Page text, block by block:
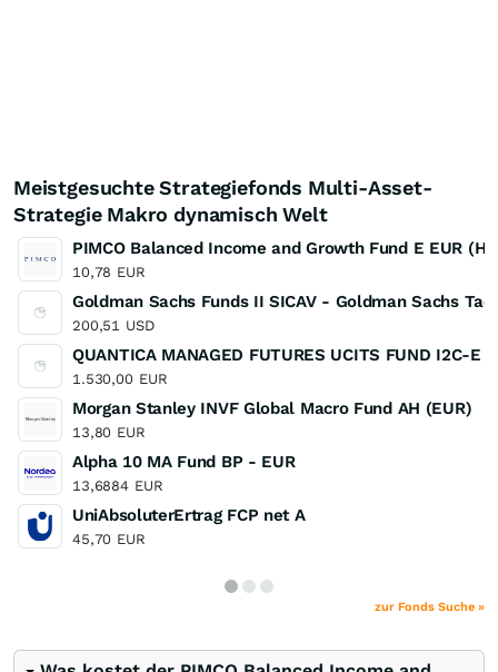
Meistgesuchte Strategiefonds Multi-Asset-
Strategie Makro dynamisch Welt
PIMCO Balanced Income and Growth Fund E EUR
10,78 EUR
Goldman Sachs Funds II SICAV - Goldman Sachs
200,51 USD
QUANTICA MANAGED FUTURES UCITS FUND I2C-E
1.530,00 EUR
Morgan Stanley INVF Global Macro Fund AH (EUR)
13,80 EUR
Alpha 10 MA Fund BP - EUR
13,6884 EUR
UniAbsoluterErtrag FCP net A
45,70 EUR
zur Fonds Suche »